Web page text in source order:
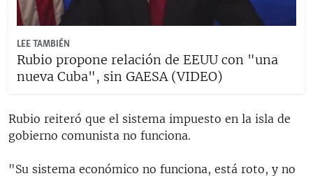
LEE TAMBIÉN
Rubio propone relación de EEUU con "una
nueva Cuba", sin GAESA (VIDEO)
Rubio reiteró que el sistema impuesto en la isla de
gobierno comunista no funciona.
"Su sistema económico no funciona, está roto, y no